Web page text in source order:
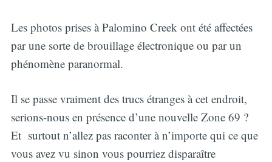
Les photos prises à Palomino Creek ont été affectées
par une sorte de brouillage électronique ou par un
phénomène paranormal.
Il se passe vraiment des trucs étranges à cet endroit,
serions-nous en présence d’une nouvelle Zone 69 ?
Et surtout n’allez pas raconter à n’importe qui ce que
vous avez vu sinon vous pourriez disparaître